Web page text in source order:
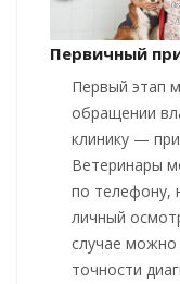
Первичный
Первый этап
обращении
клинику —
Ветеринары
по телефону,
личный
случае
точности